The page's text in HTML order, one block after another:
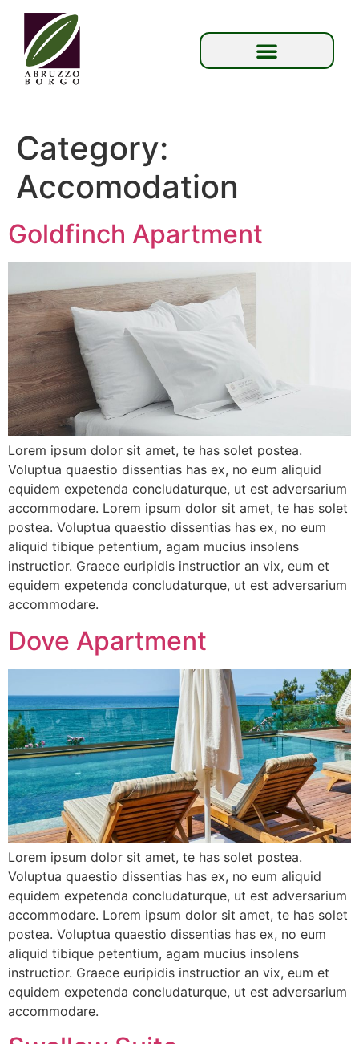
Category:
Accomodation
Goldfinch Apartment
Lorem ipsum dolor sit amet, te has solet postea.
Voluptua quaestio dissentias has ex, no eum aliquid
equidem expetenda concludaturque, ut est adversarium
accommodare. Lorem ipsum dolor sit amet, te has solet
postea. Voluptua quaestio dissentias has ex, no eum
aliquid tibique petentium, agam mucius insolens
instructior. Graece euripidis instructior an vix, eum et
equidem expetenda concludaturque, ut est adversarium
accommodare.
Dove Apartment
Lorem ipsum dolor sit amet, te has solet postea.
Voluptua quaestio dissentias has ex, no eum aliquid
equidem expetenda concludaturque, ut est adversarium
accommodare. Lorem ipsum dolor sit amet, te has solet
postea. Voluptua quaestio dissentias has ex, no eum
aliquid tibique petentium, agam mucius insolens
instructior. Graece euripidis instructior an vix, eum et
equidem expetenda concludaturque, ut est adversarium
accommodare.